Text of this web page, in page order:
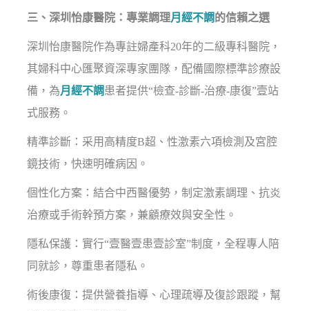
三、深圳怡康醫院：專業調理月經不調 的信賴之選
深圳怡康醫院作為專註婦產科20年的二級專科醫院，
其婦科中心匯聚資深專家團隊，配備國際標準診療設
備，為月經不調 患者提供“檢查-診斷-治療-康復”壹站
式服務。
精準診斷：采用高精度B超、性激素六項檢測及宮腔
鏡技術，快速明確病因。
個性化方案：結合中西醫優勢，制定激素調理、抗炎
治療或手術幹預方案，兼顧療效與安全性。
隱私保護：實行“壹醫壹患壹診室”制度，全程專人陪
同就診，尊重患者隱私。
術後康復：提供營養指導、心理疏導及復診跟蹤，幫